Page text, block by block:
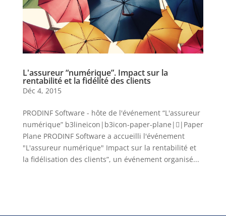
L'assureur “numérique”. Impact sur la
rentabilité et la fidélité des clients
Déc 4, 2015
PRODINF Software - hôte de l'événement “L'assureur
numérique” b3lineicon|b3icon-paper-plane||Paper
Plane PRODINF Software a accueilli l'événement
"L'assureur numérique" Impact sur la rentabilité et
la fidélisation des clients”, un événement organisé...